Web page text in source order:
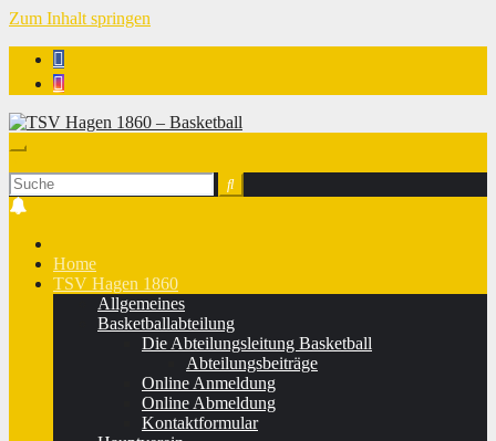
Zum Inhalt springen
Home
TSV Hagen 1860
Allgemeines
Basketballabteilung
Die Abteilungsleitung Basketball
Abteilungsbeiträge
Online Anmeldung
Online Abmeldung
Kontaktformular